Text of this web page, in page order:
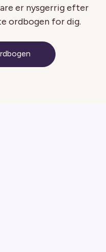
er nysgerrig efter
ordbogen for dig.